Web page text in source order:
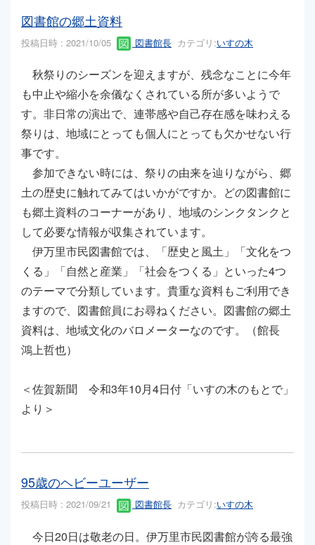
図書館の郷土資料
投稿日時 : 2021/10/05 図書館長 カテゴリ:いすの木
秋祭りのシーズンを迎えますが、残念なことに今年
も中止や縮小を余儀なくされている所が多いようで
す。非日常の演出で、連帯感や自己存在感を味わえる
祭りは、地域にとっても個人にとっても欠かせない行
事です。
参加できない時には、祭りの由来を辿りながら、郷
土の歴史に触れてみてはいかがですか。どの図書館に
も郷土資料のコーナーがあり、地域のシンクタンクと
して必要な情報が収集されています。
伊万里市民図書館では、「歴史と風土」「文化をつ
くる」「自然と産業」「社会をつくる」といった4つ
のテーマで分類しています。貴重な資料もご利用でき
ますので、図書館員にお尋ねください。図書館の郷土
資料は、地域文化のバロメーターなのです。（館長
鴻上哲也）
＜佐賀新聞 令和3年10月4日付「いすの木のもとで」
より＞
95歳のヘビーユーザー
投稿日時 : 2021/09/21 図書館長 カテゴリ:いすの木
今日20日は敬老の日。伊万里市民図書館が誇る最強